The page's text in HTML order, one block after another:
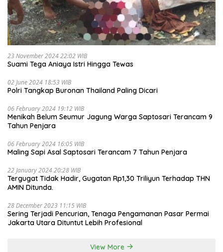
23 November 2024 22:02 WIB
Suami Tega Aniaya Istri Hingga Tewas
02 June 2024 18:53 WIB
Polri Tangkap Buronan Thailand Paling Dicari
06 February 2024 19:12 WIB
Menikah Belum Seumur Jagung Warga Saptosari Terancam 9
Tahun Penjara
06 February 2024 16:05 WIB
Maling Sapi Asal Saptosari Terancam 7 Tahun Penjara
22 January 2024 20:28 WIB
Tergugat Tidak Hadir, Gugatan Rp1,30 Triliyun Terhadap THN
AMIN Ditunda.
28 December 2023 11:15 WIB
Sering Terjadi Pencurian, Tenaga Pengamanan Pasar Permai
Jakarta Utara Dituntut Lebih Profesional
View More